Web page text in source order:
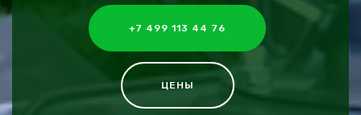
+7 499 113 44 76
ЦЕНЫ